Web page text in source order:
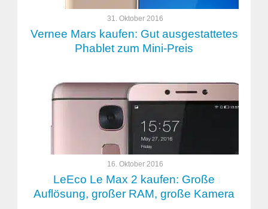
31. Oktober 2016
Vernee Mars kaufen: Gut ausgestattetes
Phablet zum Mini-Preis
16. Oktober 2016
LeEco Le Max 2 kaufen: Große
Auflösung, großer RAM, große Kamera